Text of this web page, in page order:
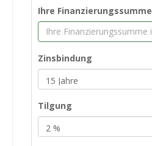
Ihre Finanzierungssumme
Zinsbindung
Tilgung